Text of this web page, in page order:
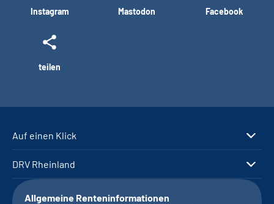
Instagram Mastodon Facebook
teilen
Auf einen Klick
DRV Rheinland
Allgemeine Renteninformationen